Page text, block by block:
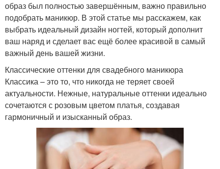
образ был полностью завершённым, важно правильно
подобрать маникюр. В этой статье мы расскажем, как
выбрать идеальный дизайн ногтей, который дополнит
ваш наряд и сделает вас ещё более красивой в самый
важный день вашей жизни.
Классические оттенки для свадебного маникюра
Классика – это то, что никогда не теряет своей
актуальности. Нежные, натуральные оттенки идеально
сочетаются с розовым цветом платья, создавая
гармоничный и изысканный образ.